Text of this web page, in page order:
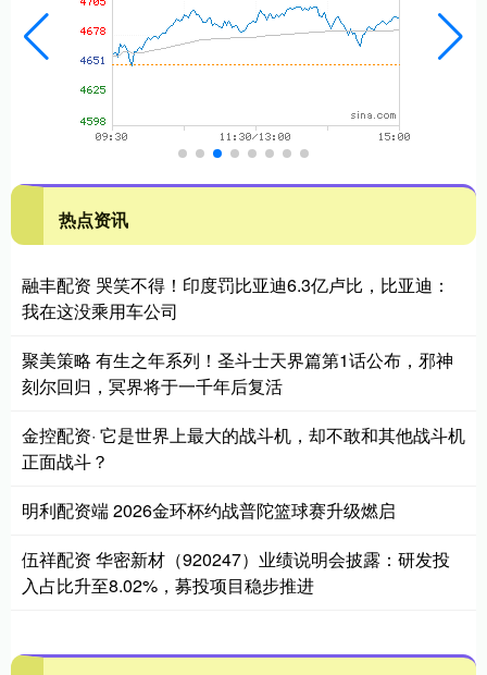
热点资讯
融丰配资 哭笑不得！印度罚比亚迪6.3亿卢比，比亚迪：
我在这没乘用车公司
聚美策略 有生之年系列！圣斗士天界篇第1话公布，邪神
刻尔回归，冥界将于一千年后复活
金控配资· 它是世界上最大的战斗机，却不敢和其他战斗机
正面战斗？
明利配资端 2026金环杯约战普陀篮球赛升级燃启
伍祥配资 华密新材（920247）业绩说明会披露：研发投
入占比升至8.02%，募投项目稳步推进